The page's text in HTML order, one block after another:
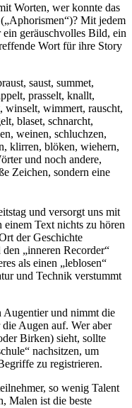
Worten, wer konnte das
Mit jedem
ein geräuschvolles Bild, ein
Wort für ihre Story
saust, summet,
prasselt, knallt,
winselt, wimmert, rauscht,
blaset, schnarcht,
weinen, schluchzen,
klirren, blöken, wiehern,
und noch andere,
Zeichen, sondern eine
und versorgt uns mit
Text nichts zu hören
der Geschichte
„inneren Recorder“
als einen „leblosen“
und Technik verstummt
Augentier und nimmt die
Augen auf. Wer aber
Birken) sieht, sollte
nachsitzen, um
zu registrieren.
so wenig Talent
Malen ist die beste